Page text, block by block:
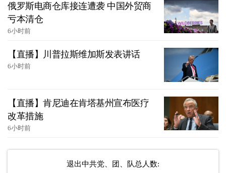
俄罗斯电商仓库接连遭袭 中国外贸商
亏本清仓
6小时前
【直播】川普拉斯维加斯发表讲话
6小时前
【直播】肯尼迪在肯塔基州宣布医疗
改革措施
6小时前
退出中共党、团、队总人数: